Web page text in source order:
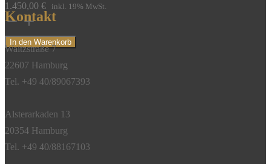
1.450,00 € inkl. 19% MwSt.
Collier
Three,
3
Diamanten,
750/-
Menge
In den Warenkorb
Kontakt
Waitzstraße 7
22607 Hamburg
Tel. +49 40/89067393
Alsterarkaden 13
20354 Hamburg
Tel. +49 40/88167103